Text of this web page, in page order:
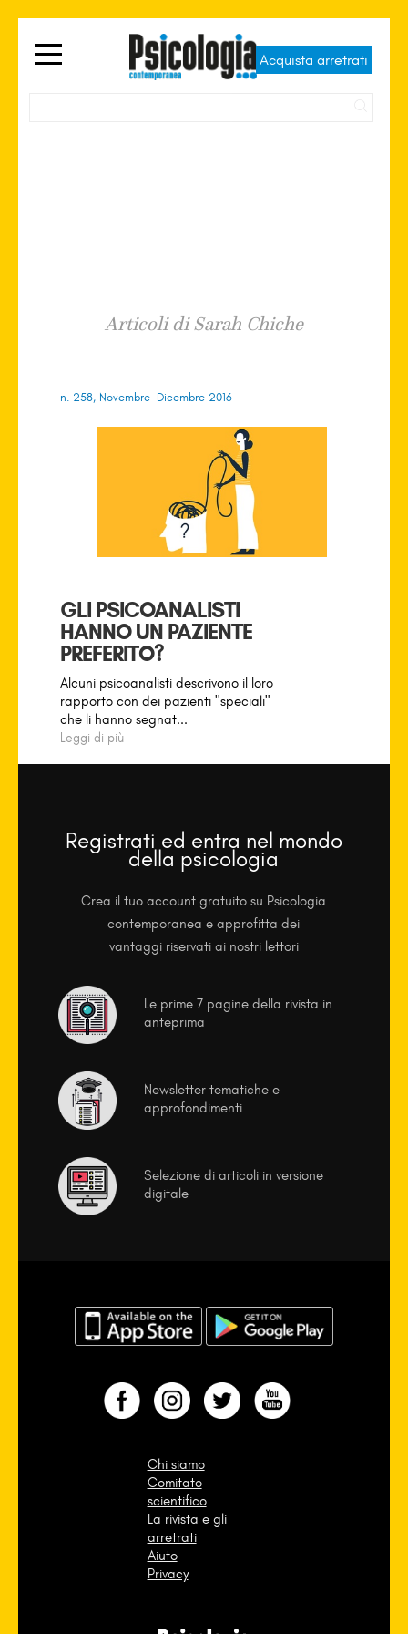
Acquista arretrati
Articoli di Sarah Chiche
n. 258, Novembre–Dicembre 2016
GLI PSICOANALISTI
HANNO UN PAZIENTE
PREFERITO?
Alcuni psicoanalisti descrivono il loro
rapporto con dei pazienti "speciali"
che li hanno segnat...
Leggi di più
Registrati ed entra nel mondo
della psicologia
Crea il tuo account gratuito su Psicologia
contemporanea e approfitta dei
vantaggi riservati ai nostri lettori
Le prime 7 pagine della rivista in
anteprima
Newsletter tematiche e
approfondimenti
Selezione di articoli in versione
digitale
Chi siamo
Comitato
scientifico
La rivista e gli
arretrati
Aiuto
Privacy